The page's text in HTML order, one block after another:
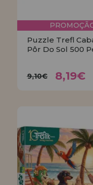
Puzzle Trefl
Pôr Do Sol 500
9,10€ 8,19€